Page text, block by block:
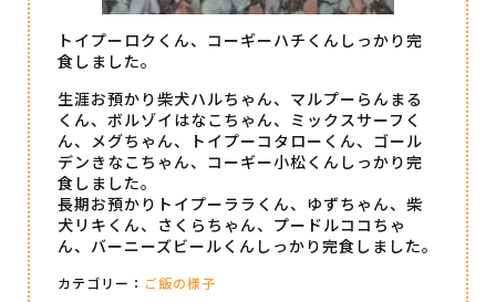
トイプーロクくん、コーギーハチくんしっかり完
食しました。
生涯お預かり柴犬ハルちゃん、マルプーらんまる
くん、ボルゾイはなこちゃん、ミックスサーフく
ん、メグちゃん、トイプーコタローくん、ゴール
デンきなこちゃん、コーギー小松くんしっかり完
食しました。
長期お預かりトイプーララくん、ゆずちゃん、柴
犬リキくん、さくらちゃん、プードルココちゃ
ん、バーニーズビールくんしっかり完食しました。
カテゴリー： ご飯の様子